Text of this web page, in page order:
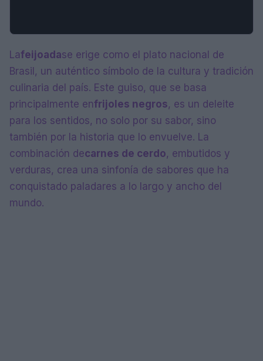
Lafeijoadase erige como el plato nacional de
Brasil, un auténtico símbolo de la cultura y tradición
culinaria del país. Este guiso, que se basa
principalmente enfrijoles negros, es un deleite
para los sentidos, no solo por su sabor, sino
también por la historia que lo envuelve. La
combinación decarnes de cerdo, embutidos y
verduras, crea una sinfonía de sabores que ha
conquistado paladares a lo largo y ancho del
mundo.